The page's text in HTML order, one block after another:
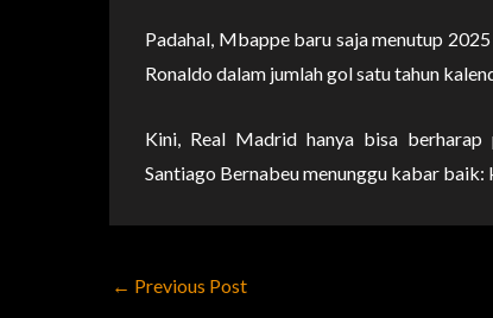
Padahal, Mbappe baru saja menutup
Ronaldo dalam jumlah gol satu tahun
Kini, Real Madrid hanya bisa berharap
Santiago Bernabeu menunggu kabar
← Previous Post